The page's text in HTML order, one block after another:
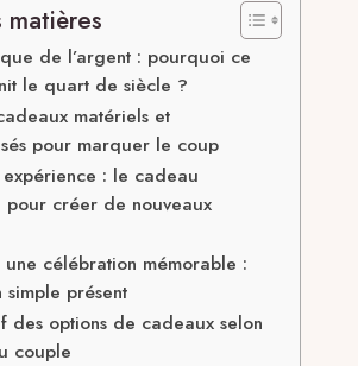
matières
de l’argent : pourquoi ce
le quart de siècle ?
matériels et
pour marquer le coup
: le cadeau
pour créer de nouveaux
célébration mémorable :
simple présent
des options de cadeaux selon
couple